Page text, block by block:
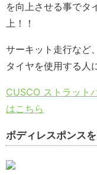
を向上させる事でタ
上！！
サーキット走行など
タイヤを使用する人
CUSCO ストラット
はこちら
ボディレスポンス